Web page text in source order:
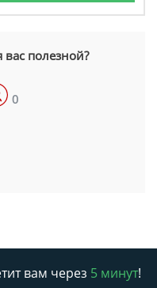
вас полезной?
0
вам через 5 минут!